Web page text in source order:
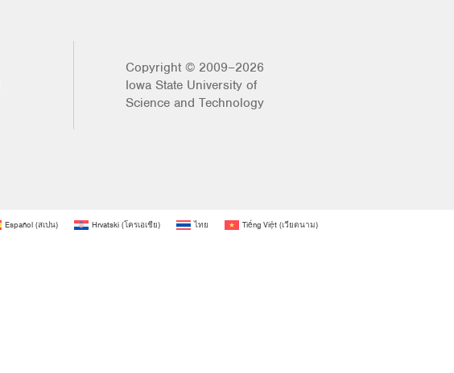
Copyright © 2009–2026
Iowa State University of
Science and Technology
Español (สเปน) Hrvatski (โครเอเชีย) ไทย Tiếng Việt (เวียดนาม)